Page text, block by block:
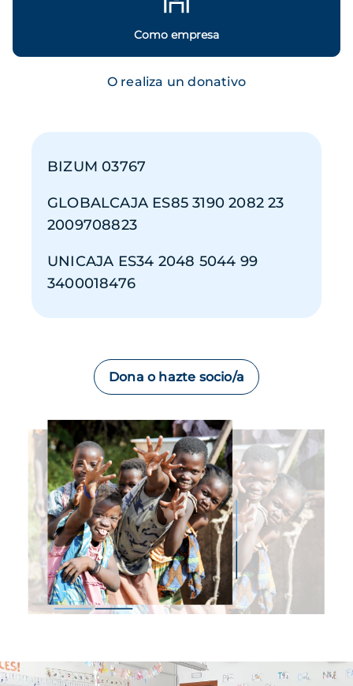
Como empresa
O realiza un donativo
BIZUM 03767
GLOBALCAJA ES85 3190 2082 23
2009708823
UNICAJA ES34 2048 5044 99
3400018476
Dona o hazte socio/a
Imagen